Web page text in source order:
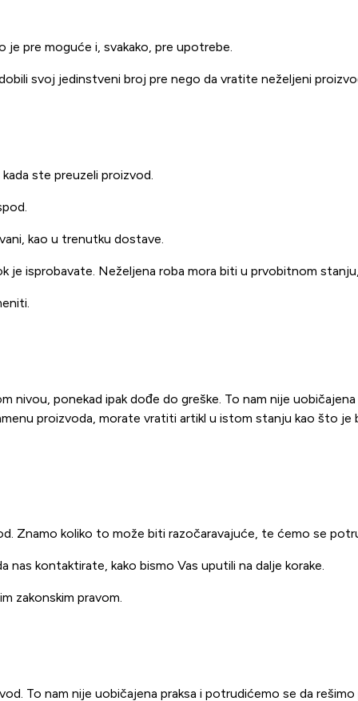
pre moguće i, svakako, pre upotrebe.
svoj jedinstveni broj pre nego da vratite neželjeni
ste preuzeli proizvod.
kao u trenutku dostave.
je isprobavate. Neželjena roba mora biti u prvobitnom
nivou, ponekad ipak dođe do greške. To nam nije
proizvoda, morate vratiti artikl u istom stanju kao što je
Znamo koliko to može biti razočaravajuće, te ćemo se
nas kontaktirate, kako bismo Vas uputili na dalje korake.
zakonskim pravom.
To nam nije uobičajena praksa i potrudićemo se da